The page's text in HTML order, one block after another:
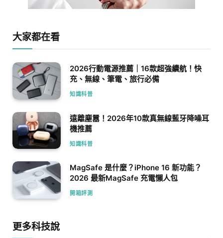
大家都在看
2026行動電源推薦｜16款超強續航！快
充、無線、筆電、旅行必備
知識科普
遠離塵囂！2026年10款真無線藍牙降噪耳
機推薦
知識科普
MagSafe 是什麼？iPhone 16 新功能？
2026 最新MagSafe 充電懶人包
開箱評測
更多科技說